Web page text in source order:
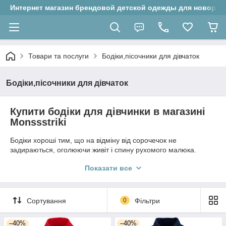
Интернет магазин брендовой детской одежды для
Товари та послуги Бодіки,пісочники для дівчаток
Бодіки,пісочники для дівчаток
Купити бодіки для дівчинки в магазині
Monssstriki
Бодіки хороші тим, що на відміну від сорочечок не
задираються, оголюючи живіт і спину рухомого малюка.
коротким або довгим рукавом, з застібкою на животі або між
навіть кокетливі, з рюшами, спідничками, веселими
малюнками. В гардероб маленької потрібно купити бодиков
кілька штук, на всі сезони. Взимку можна надійно утеплити
дитини, надівши бодік під комбінезон або плаття. Всі бодіки
Показати все
Сортування 0 Фільтри
–40% –40%